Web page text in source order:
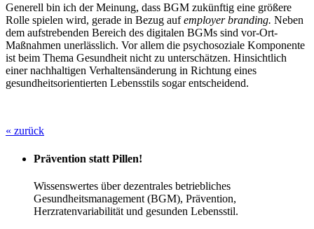
Generell bin ich der Meinung, dass BGM zukünftig eine größere
Rolle spielen wird, gerade in Bezug aufemployer branding. Neben
dem aufstrebenden Bereich des digitalen BGMs sind vor-Ort-
Maßnahmen unerlässlich. Vor allem die psychosoziale Komponente
ist beim Thema Gesundheit nicht zu unterschätzen. Hinsichtlich
einer nachhaltigen Verhaltensänderung in Richtung eines
gesundheitsorientierten Lebensstils sogar entscheidend.
« zurück
Prävention statt Pillen!
Wissenswertes über dezentrales betriebliches
Gesundheitsmanagement (BGM), Prävention,
Herzratenvariabilität und gesunden Lebensstil.